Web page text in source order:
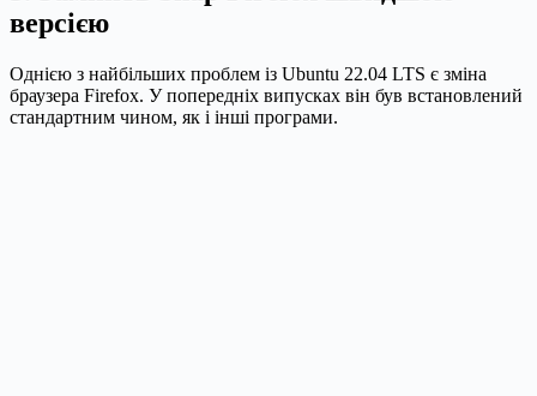
версією
Однією з найбільших проблем із Ubuntu 22.04 LTS є зміна
браузера Firefox. У попередніх випусках він був встановлений
стандартним чином, як і інші програми.